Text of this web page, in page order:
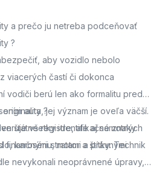
a prečo ju netreba podceňovať
?
aby vozidlo nebolo
viacerých častí či dokonca
vodiči berú len ako formalitu pred
auta, jej význam je oveľa väčší.
štátne registre, ale aj samotných
stratami a právnymi
?
všetky identifikačné znaky
karosériu, motor a štítky. Technik
nevykonali neoprávnené úpravy,